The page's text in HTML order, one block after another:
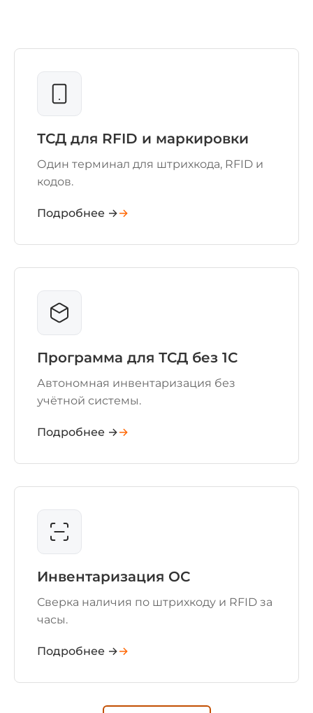
ТСД для RFID и маркировки
Один терминал для штрихкода, RFID и
кодов.
Подробнее →
Программа для ТСД без 1С
Автономная инвентаризация без
учётной системы.
Подробнее →
Инвентаризация ОС
Сверка наличия по штрихкоду и RFID за
часы.
Подробнее →